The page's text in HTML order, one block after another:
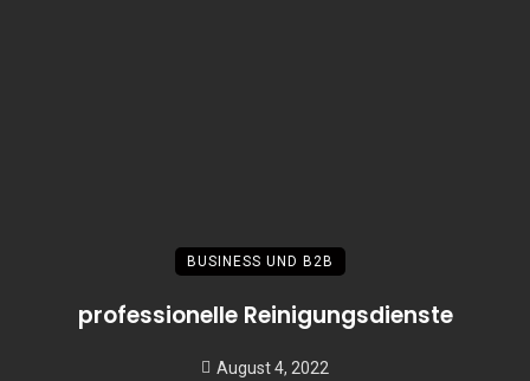
BUSINESS UND B2B
professionelle Reinigungsdienste
August 4, 2022